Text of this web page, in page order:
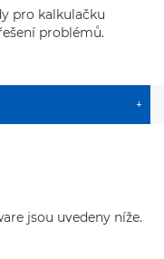
pro kalkulačku
problémů.
+
jsou uvedeny níže.